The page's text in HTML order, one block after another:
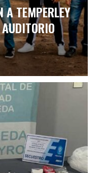
A TEMPERLEY